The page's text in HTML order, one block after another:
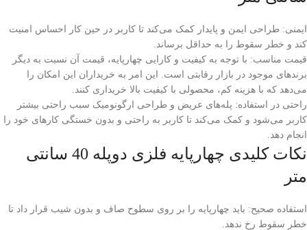
ایمنی: طراحی ایمن و پایدار کمک می‌کند تا کاربر در حین کار احساس امنیت
کند و خطر سقوط را به حداقل برساند.
قیمت مناسب: با توجه به کیفیت و کارایی چهارپایه، قیمت آن نسبت به دیگر
برندهای موجود در بازار رقابتی است. این امر به خریداران این امکان را
می‌دهد که با هزینه کم، محصولی با کیفیت بالا خریداری کنند.
راحتی در استفاده: پله‌های عریض و طراحی ارگونومیک سبب راحتی بیشتر
کاربر می‌شود و کمک می‌کند تا کاربر به راحتی و بدون خستگی کارهای خود را
انجام دهد.
نکات کلیدی چهارپایه فلزی دوپله 40 سانتی
متر
استفاده صحیح: باید چهارپایه را بر روی سطوح صاف و بدون شیب قرار داد تا
خطر سقوط رخ ندهد.